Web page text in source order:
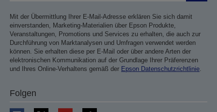
Mit der Übermittlung Ihrer E-Mail-Adresse erklären Sie sich damit
einverstanden, Marketing-Materialien über Epson Produkte,
Veranstaltungen, Promotions und Services zu erhalten, die auch zur
Durchführung von Marktanalysen und Umfragen verwendet werden
können. Sie erhalten diese per E-Mail oder über andere Arten der
elektronischen Kommunikation auf der Grundlage Ihrer Präferenzen
und Ihres Online-Verhaltens gemäß der Epson Datenschutzrichtlinie.
Folgen